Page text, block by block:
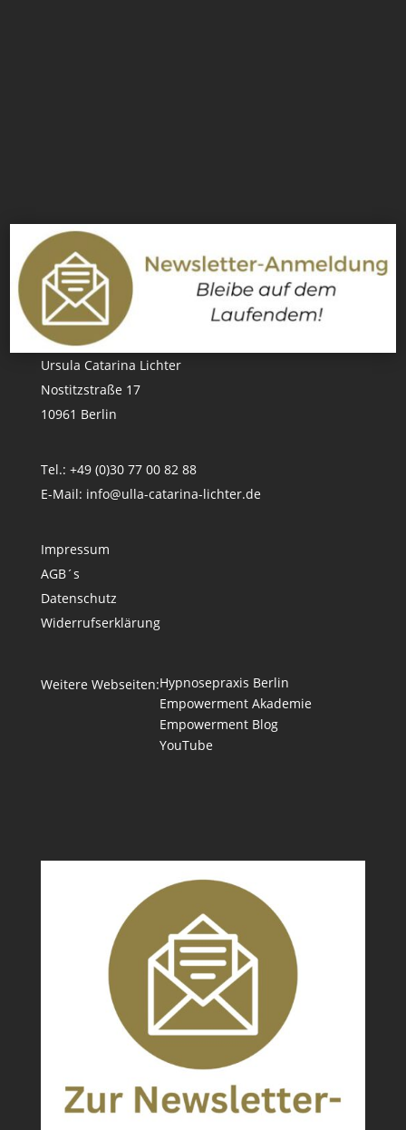
Ursula Catarina Lichter
Nostitzstraße 17
10961 Berlin
Tel.: +49 (0)30 77 00 82 88
E-Mail: info@ulla-catarina-lichter.de
Impressum
AGB´s
Datenschutz
Widerrufserklärung
Weitere Webseiten:Hypnosepraxis Berlin
Empowerment Akademie
Empowerment Blog
YouTube